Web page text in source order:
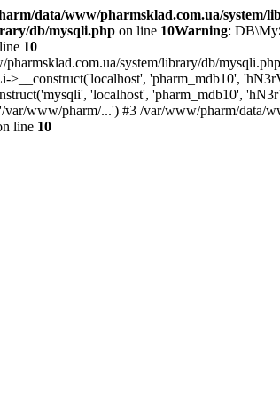
data/www/pharmsklad.com.ua/system/
db/mysqli.php on line 10Warning:
10
system/library/db/
'pharm_mdb10',
'localhost', 'pharm_mdb10',
www/pharm/...') #3 /var/www/pharm/
line 10